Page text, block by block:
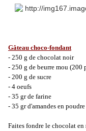
Gâteau choco-fondant
- 250 g de chocolat noir
- 250 g de beurre mou (200
- 200 g de sucre
- 4 oeufs
- 35 gr de farine
- 35 gr d'amandes en poudre
Faites fondre le chocolat